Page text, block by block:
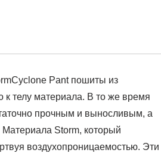
Pant пошиты из
к телу материала. В то же время
прочным и выносливым, а
Материала Storm, который
воздухопроницаемостью. Эти